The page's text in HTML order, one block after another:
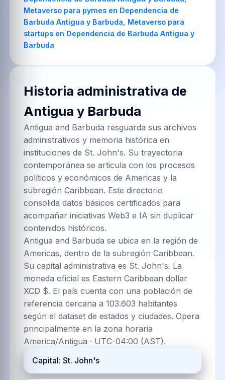
Historia administrativa de
Antigua y Barbuda
Antigua and Barbuda resguarda sus archivos
administrativos y memoria histórica en
instituciones de St. John's. Su trayectoria
contemporánea se articula con los procesos
políticos y económicos de Americas y la
subregión Caribbean. Este directorio
consolida datos básicos certificados para
acompañar iniciativas Web3 e IA sin duplicar
contenidos históricos.
Antigua and Barbuda se ubica en la región de
Americas, dentro de la subregión Caribbean.
Su capital administrativa es St. John's. La
moneda oficial es Eastern Caribbean dollar
XCD $. El país cuenta con una población de
referencia cercana a 103.603 habitantes
según el dataset de estados y ciudades. Opera
principalmente en la zona horaria
America/Antigua · UTC-04:00 (AST).
Capital: St. John's